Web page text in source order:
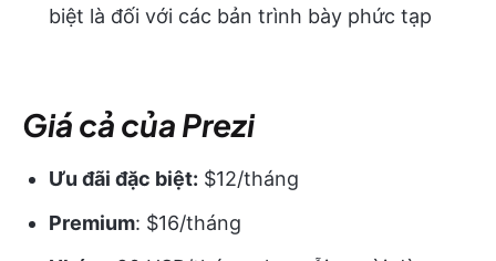
biệt là đối với các bản trình bày phức tạp
Giá cả của Prezi
Ưu đãi đặc biệt: $12/tháng
Premium: $16/tháng